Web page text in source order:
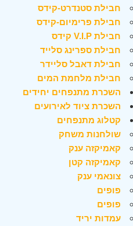
חבילת סטנדרט-קידס
חבילת פרימיום-קידס
חבילת V.I.P קידס
חבילת ספרינג סלייד
חבילת דאבל סליידר
חבילת מלחמת המים
השכרת מתנפחים יחידים
השכרת ציוד לאירועים
קטלוג מתנפחים
שולחנות משחק
קאמיקזה ענק
קאמיקזה קטן
צונאמי ענק
פופים
פופים
עמדות יריד